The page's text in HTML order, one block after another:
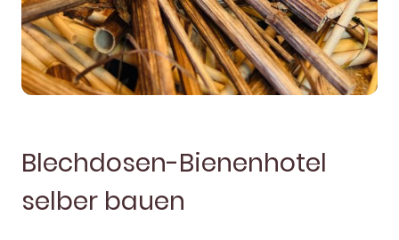
Blechdosen-Bienenhotel
selber bauen